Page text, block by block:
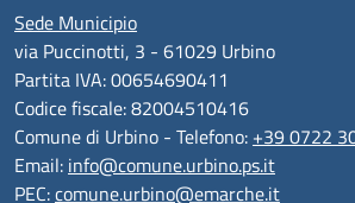
Sede Municipio
via Puccinotti, 3 - 61029 Urbino
Partita IVA: 00654690411
Codice fiscale: 82004510416
Comune di Urbino - Telefono: +39 0722
Email: info@comune.urbino.ps.it
PEC:comune.urbino@emarche.it